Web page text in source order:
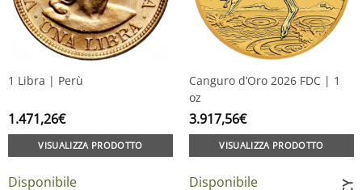
1 Libra | Perù
1.471,26€
VISUALIZZA PRODOTTO
Disponibile
Canguro d’Oro 2026 FDC | 1
oz
3.917,56€
VISUALIZZA PRODOTTO
Disponibile